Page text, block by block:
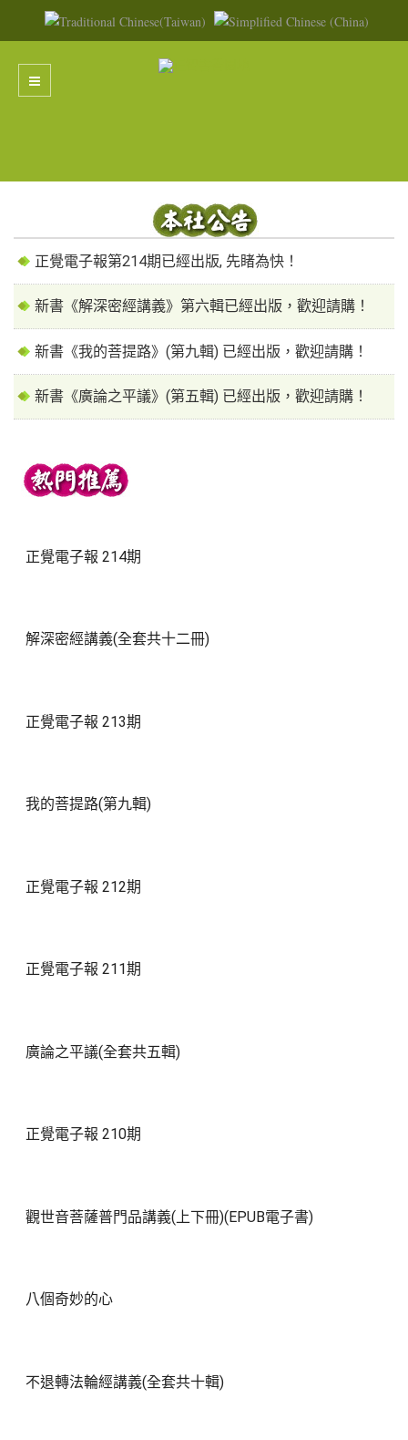
正覺電子報第214期已經出版, 先睹為快！
新書《解深密經講義》第六輯已經出版，歡迎請購！
新書《我的菩提路》(第九輯) 已經出版，歡迎請購！
新書《廣論之平議》(第五輯) 已經出版，歡迎請購！
正覺電子報 214期
解深密經講義(全套共十二冊)
正覺電子報 213期
我的菩提路(第九輯)
正覺電子報 212期
正覺電子報 211期
廣論之平議(全套共五輯)
正覺電子報 210期
觀世音菩薩普門品講義(上下冊)(EPUB電子書)
八個奇妙的心
不退轉法輪經講義(全套共十輯)